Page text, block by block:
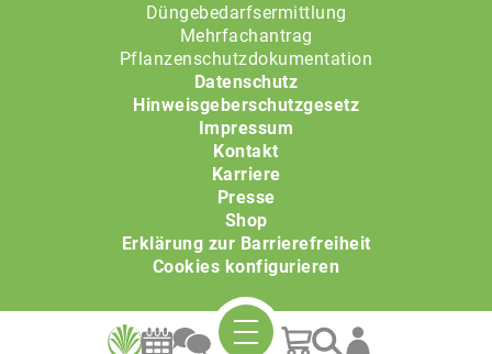
Düngebedarfsermittlung
Mehrfachantrag
Pflanzenschutzdokumentation
Datenschutz
Hinweisgeberschutzgesetz
Impressum
Kontakt
Karriere
Presse
Shop
Erklärung zur Barrierefreiheit
Cookies konfigurieren